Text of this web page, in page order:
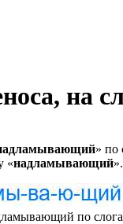
на
» по
«надламывающий».
по